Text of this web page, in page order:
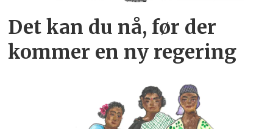
Det kan du nå, før der
kommer en ny regering